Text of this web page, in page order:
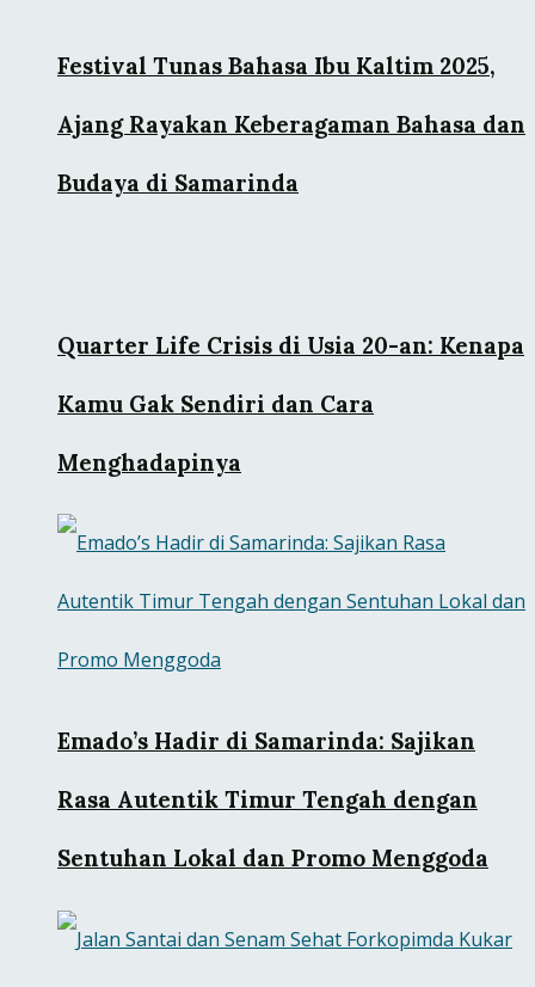
Festival Tunas Bahasa Ibu Kaltim 2025,
Ajang Rayakan Keberagaman Bahasa dan
Budaya di Samarinda
Quarter Life Crisis di Usia 20-an: Kenapa
Kamu Gak Sendiri dan Cara
Menghadapinya
Emado’s Hadir di Samarinda: Sajikan
Rasa Autentik Timur Tengah dengan
Sentuhan Lokal dan Promo Menggoda